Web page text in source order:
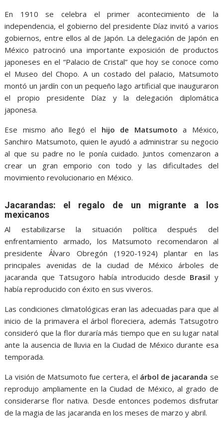
En 1910 se celebra el primer acontecimiento de la
independencia, el gobierno del presidente Díaz invitó a varios
gobiernos, entre ellos al de Japón. La delegación de Japón en
México patrocinó una importante exposición de productos
japoneses en el “Palacio de Cristal” que hoy se conoce como
el Museo del Chopo. A un costado del palacio, Matsumoto
montó un jardín con un pequeño lago artificial que inauguraron
el propio presidente Díaz y la delegación diplomática
japonesa.
Ese mismo año llegó el hijo de Matsumoto a México,
Sanchiro Matsumoto, quien le ayudó a administrar su negocio
al que su padre no le ponía cuidado. Juntos comenzaron a
crear un gran emporio con todo y las dificultades del
movimiento revolucionario en México.
Jacarandas: el regalo de un migrante a los
mexicanos
Al estabilizarse la situación política después del
enfrentamiento armado, los Matsumoto recomendaron al
presidente Álvaro Obregón (1920-1924) plantar en las
principales avenidas de la ciudad de México árboles de
jacaranda que Tatsugoro había introducido desde Brasil y
había reproducido con éxito en sus viveros.
Las condiciones climatológicas eran las adecuadas para que al
inicio de la primavera el árbol floreciera, además Tatsugotro
consideró que la flor duraría más tiempo que en su lugar natal
ante la ausencia de lluvia en la Ciudad de México durante esa
temporada.
La visión de Matsumoto fue certera, el árbol de jacaranda se
reprodujo ampliamente en la Ciudad de México, al grado de
considerarse flor nativa. Desde entonces podemos disfrutar
de la magia de las jacaranda en los meses de marzo y abril.